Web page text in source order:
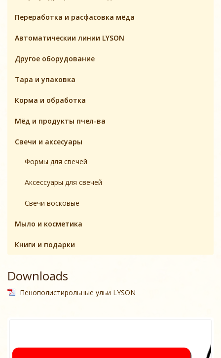
Переработка и расфасовка мёда
Автоматическии линии LYSON
Другое оборудование
Тара и упаковка
Корма и обработка
Мёд и продукты пчел-ва
Свечи и аксесуары
Формы для свечей
Аксесcуары для свечей
Свечи восковые
Мыло и косметика
Книги и подарки
Downloads
Пенополистирольные ульи LYSON